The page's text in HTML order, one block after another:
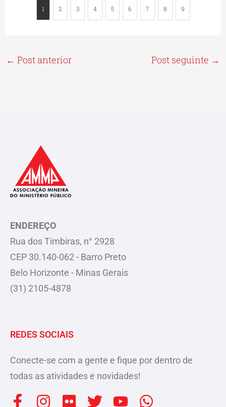
1 2 3 4 5 6 7 8 9
← Post anterior Post seguinte →
ENDEREÇO
Rua dos Timbiras, n° 2928
CEP 30.140-062 - Barro Preto
Belo Horizonte - Minas Gerais
(31) 2105-4878
REDES SOCIAIS
Conecte-se com a gente e fique por dentro de
todas as atividades e novidades!
F I F T Y W